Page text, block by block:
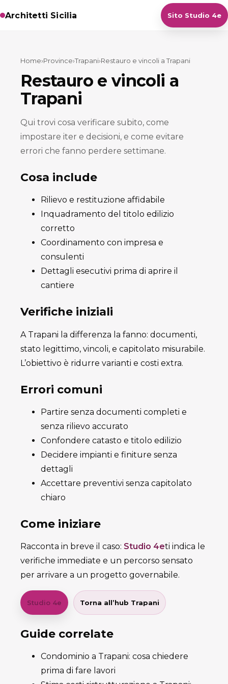
Architetti Sicilia Sito Studio 4e
Home›Province›Trapani›Restauro e vincoli a Trapani
Restauro e vincoli a
Trapani
Qui trovi cosa verificare subito, come
impostare iter e decisioni, e come evitare
errori che fanno perdere settimane.
Cosa include
Rilievo e restituzione affidabile
Inquadramento del titolo edilizio
corretto
Coordinamento con impresa e
consulenti
Dettagli esecutivi prima di aprire il
cantiere
Verifiche iniziali
A Trapani la differenza la fanno: documenti,
stato legittimo, vincoli, e capitolato misurabile.
L’obiettivo è ridurre varianti e costi extra.
Errori comuni
Partire senza documenti completi e
senza rilievo accurato
Confondere catasto e titolo edilizio
Decidere impianti e finiture senza
dettagli
Accettare preventivi senza capitolato
chiaro
Come iniziare
Racconta in breve il caso: Studio 4eti indica le
verifiche immediate e un percorso sensato
per arrivare a un progetto governabile.
Studio 4e Torna all’hub Trapani
Guide correlate
Condominio a Trapani: cosa chiedere
prima di fare lavori